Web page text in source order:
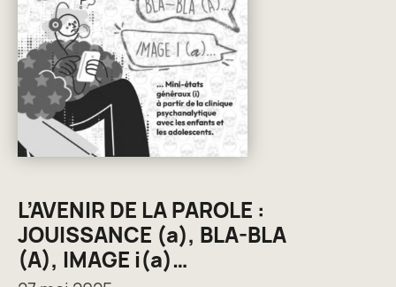
L’AVENIR DE LA PAROLE :
JOUISSANCE (a), BLA-BLA
(A), IMAGE i(a)…